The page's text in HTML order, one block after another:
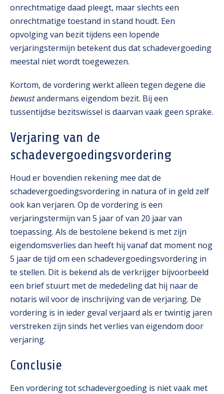
onrechtmatige daad pleegt, maar slechts een
onrechtmatige toestand in stand houdt. Een
opvolging van bezit tijdens een lopende
verjaringstermijn betekent dus dat schadevergoeding
meestal niet wordt toegewezen.
Kortom, de vordering werkt alleen tegen degene die
bewustandermans eigendom bezit. Bij een
tussentijdse bezitswissel is daarvan vaak geen sprake.
Verjaring van de
schadevergoedingsvordering
Houd er bovendien rekening mee dat de
schadevergoedingsvordering in natura of in geld zelf
ook kan verjaren. Op de vordering is een
verjaringstermijn van 5 jaar of van 20 jaar van
toepassing. Als de bestolene bekend is met zijn
eigendomsverlies dan heeft hij vanaf dat moment nog
5 jaar de tijd om een schadevergoedingsvordering in
te stellen. Dit is bekend als de verkrijger bijvoorbeeld
een brief stuurt met de mededeling dat hij naar de
notaris wil voor de inschrijving van de verjaring. De
vordering is in ieder geval verjaard als er twintig jaren
verstreken zijn sinds het verlies van eigendom door
verjaring.
Conclusie
Een vordering tot schadevergoeding is niet vaak met